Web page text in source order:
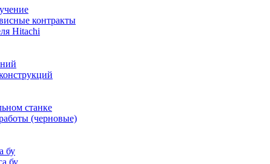
контракты
Hitachi
станке
(черновые)
бу
бу